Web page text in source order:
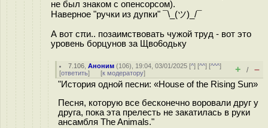
не был знаком с опенсорсом).
Наверное "ручки из дупки" ¯\_(ツ)_/¯
А вот сπи.. позаимствовать чужой труд - вот это
уровень борцунов за Щво6одьку
7.106 ,Аноним (106), 19:04, 03/01/2025 [^] [^^] [^^^]
[ответить] [к модератору] + / –
"История одной песни: «House of the Rising Sun»
Песня, которую все бесконечно воровали друг у
друга, пока эта прелесть не закатилась в руки
ансамбля The Animals."